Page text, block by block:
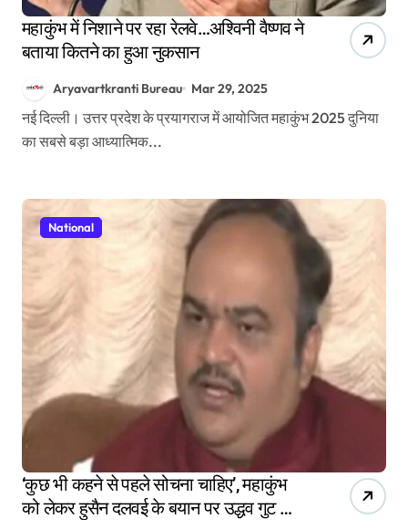
महाकुंभ में निशाने पर रहा रेलवे…अश्विनी वैष्णव ने
बताया कितने का हुआ नुकसान
Aryavartkranti Bureau Mar 29, 2025
नई दिल्ली। उत्तर प्रदेश के प्रयागराज में आयोजित महाकुंभ 2025 दुनिया
का सबसे बड़ा आध्यात्मिक...
National
‘कुछ भी कहने से पहले सोचना चाहिए’, महाकुंभ
को लेकर हुसैन दलवई के बयान पर उद्धव गुट का